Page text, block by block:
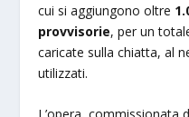
cui si aggiungono oltre
provvisorie, per un
caricate sulla chiatta, al
utilizzati.